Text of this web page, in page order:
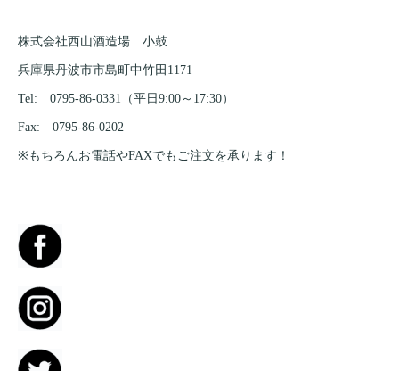
株式会社西山酒造場 小鼓
兵庫県丹波市市島町中竹田1171
Tel: 0795-86-0331（平日9:00～17:30）
Fax: 0795-86-0202
※もちろんお電話やFAXでもご注文を承ります！